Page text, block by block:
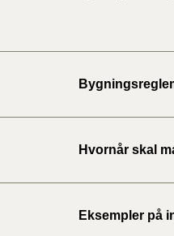
Hvornår skal
Eksempler på